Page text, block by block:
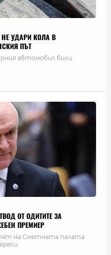
УДАРИ КОЛА В
ПЪТ
автомобил били
ОТ ОДИТИТЕ ЗА
ПРЕМИЕР
на Сметната палата